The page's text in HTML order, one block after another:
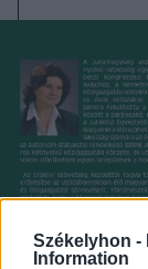
Székelyhon -
Information